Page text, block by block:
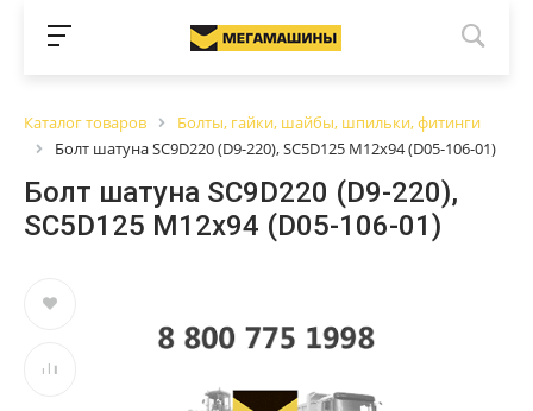
Каталог товаров
Болты, гайки, шайбы, шпильки, фитинги
Болт шатуна SC9D220 (D9-220), SC5D125 М12х94 (D05-106-01)
Болт шатуна SC9D220 (D9-220),
SC5D125 М12х94 (D05-106-01)